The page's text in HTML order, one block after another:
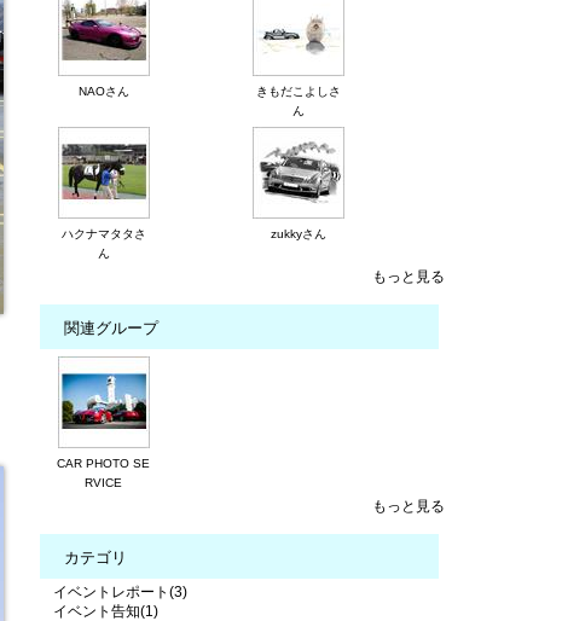
NAOさん
きもだこよしさ
ん
ハクナマタタさ
ん
zukkyさん
もっと見る
関連グループ
CAR PHOTO SE
RVICE
もっと見る
カテゴリ
イベントレポート(3)
イベント告知(1)